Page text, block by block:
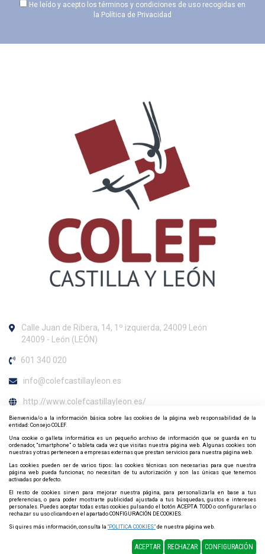
He leído y acepto los términos y condiciones de uso recogidas en
la Política de Privacidad
Calle Juan de Ribera, 14, 1º izquierda, 24009 León
24009 - León (LEÓN)
601 340 020
info@colefcastillayleon.es
http://www.colefcastillayleon.es/
Horario de atención al colegiado
De lunes a viernes de 9h. a 14h.
Contacta y síguenos por redes sociales
Política de privacidad Mapa web
Bienvenida/o a la información básica sobre las cookies de la página web responsabilidad de la
entidad: Consejo COLEF.
Una cookie o galleta informática es un pequeño archivo de información que se guarda en tu
ordenador, “smartphone” o tableta cada vez que visitas nuestra página web. Algunas cookies son
nuestras y otras pertenecen a empresas externas que prestan servicios para nuestra página web.
Las cookies pueden ser de varios tipos: las cookies técnicas son necesarias para que nuestra
página web pueda funcionar, no necesitan de tu autorización y son las únicas que tenemos
activadas por defecto.
El resto de cookies sirven para mejorar nuestra página, para personalizarla en base a tus
preferencias, o para poder mostrarte publicidad ajustada a tus búsquedas, gustos e intereses
personales. Puedes aceptar todas estas cookies pulsando el botón ACEPTA TODO o configurarlas o
rechazar su uso clicando en el apartado CONFIGURACIÓN DE COOKIES.
Si quires más información, consulta la “POLITICA COOKIES” de nuestra página web.
ACEPTAR RECHAZAR CONFIGURACIÓN